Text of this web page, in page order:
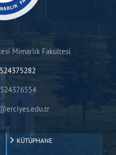
Mimarlık Fakültesi
KÜTÜPHANE